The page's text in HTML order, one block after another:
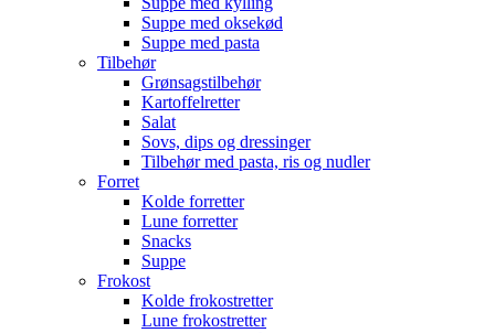
Suppe med oksekød
Suppe med pasta
Tilbehør
Grønsagstilbehør
Kartoffelretter
Salat
Sovs, dips og dressinger
Tilbehør med pasta, ris og nudler
Forret
Kolde forretter
Lune forretter
Snacks
Suppe
Frokost
Kolde frokostretter
Lune frokostretter